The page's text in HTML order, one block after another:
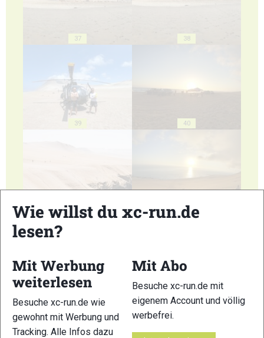
37 38
39 40
41 42
Wie willst du xc-run.de
lesen?
Mit Werbung
weiterlesen
Besuche xc-run.de wie
gewohnt mit Werbung und
Tracking. Alle Infos dazu
Mit Abo
Besuche xc-run.de mit
eigenem Account und völlig
werbefrei.